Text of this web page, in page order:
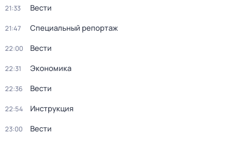
21:33 Вести
21:47 Специальный репортаж
22:00 Вести
22:31 Экономика
22:36 Вести
22:54 Инструкция
23:00 Вести